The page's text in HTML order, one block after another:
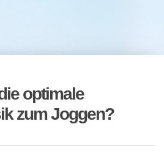
optimale
zum Joggen?